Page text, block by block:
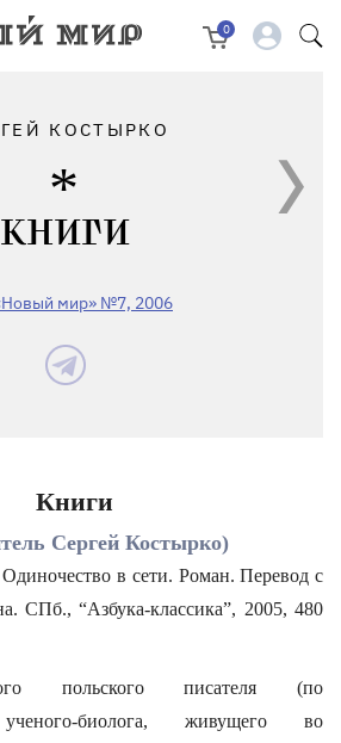
0
КОСТЫРКО
КНИГИ
мир» №7, 2006
Книги
Сергей Костырко)
Одиночество в сети. Роман. Перевод с
СПб., “Азбука-классика”, 2005, 480
польского писателя (по
ученого-биолога, живущего во